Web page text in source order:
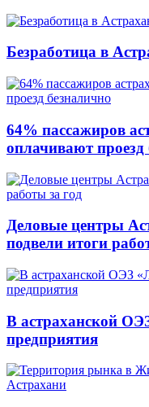
Безработица в
64% пассажиров
оплачивают проезд
Деловые центры
подвели итоги
В астраханской
предприятия